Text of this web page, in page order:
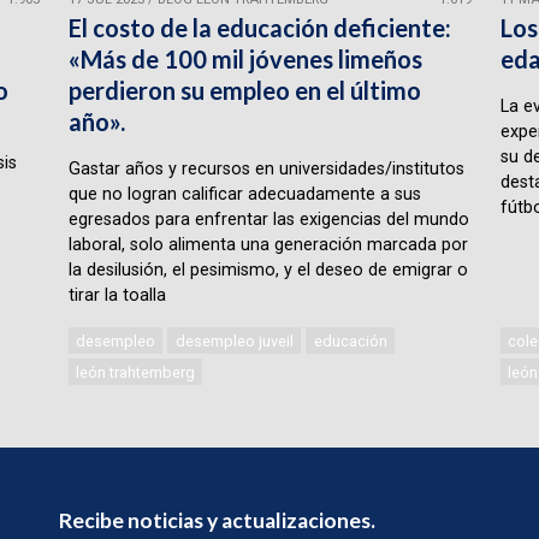
El costo de la educación deficiente:
«Más de 100 mil jóvenes limeños
perdieron su empleo en el último
año».
Gastar años y recursos en universidades/institutos
que no logran calificar adecuadamente a sus
egresados para enfrentar las exigencias del mundo
laboral, solo alimenta una generación marcada por
la desilusión, el pesimismo, y el deseo de emigrar o
tirar la toalla
desempleo desempleo juveil
educación
león trahtemberg
La
su
Recibe noticias y actualizaciones.